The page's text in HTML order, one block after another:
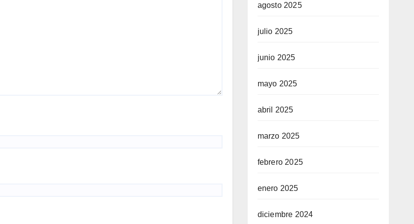
agosto 2025
julio 2025
junio 2025
mayo 2025
abril 2025
marzo 2025
febrero 2025
enero 2025
diciembre 2024